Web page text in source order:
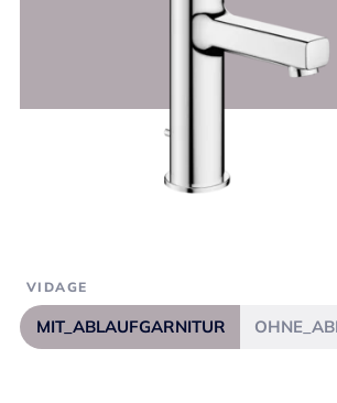
VIDAGE
MIT_ABLAUFGARNITUR